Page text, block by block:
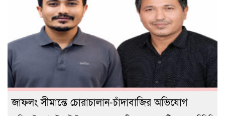
জাফলং সীমান্তে চোরাচালান-চাঁদাবাজির অভিযোগ